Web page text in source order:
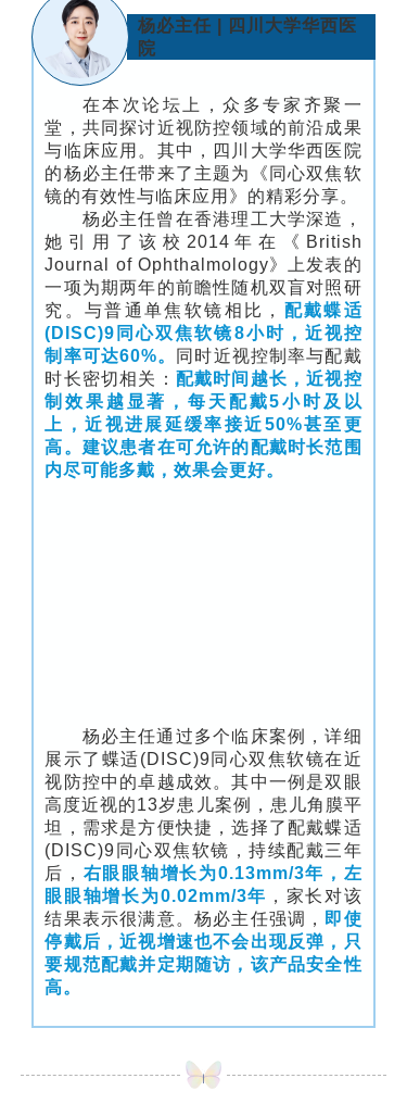
杨必主任 | 四川大学华西医
院
在本次论坛上，众多专家齐聚一
堂，共同探讨近视防控领域的前沿成果
与临床应用。其中，四川大学华西医院
的杨必主任带来了主题为《同心双焦软
镜的有效性与临床应用》的精彩分享。
杨必主任曾在香港理工大学深造，
她引用了该校2014年在《British
Journal of Ophthalmology》上发表的
一项为期两年的前瞻性随机双盲对照研
究。与普通单焦软镜相比， 配戴蝶适
(DISC)9同心双焦软镜8小时，近视控
制率可达60%。
同时近视控制率与配戴
时长密切相关： 配戴时间越长，近视控
制效果越显著，每天配戴5小时及以
上，近视进展延缓率接近50%甚至更
高。建议患者在可允许的配戴时长范围
内尽可能多戴，效果会更好。
杨必主任通过多个临床案例，详细
展示了蝶适(DISC)9同心双焦软镜在近
视防控中的卓越成效。其中一例是双眼
高度近视的13岁患儿案例，患儿角膜平
坦，需求是方便快捷，选择了配戴蝶适
(DISC)9同心双焦软镜，持续配戴三年
后， 右眼眼轴增长为0.13mm/3年，左
眼眼轴增长为0.02mm/3年 ，家长对该
结果表示很满意。杨必主任强调， 即使
停戴后，近视增速也不会出现反弹，只
要规范配戴并定期随访，该产品安全性
高。